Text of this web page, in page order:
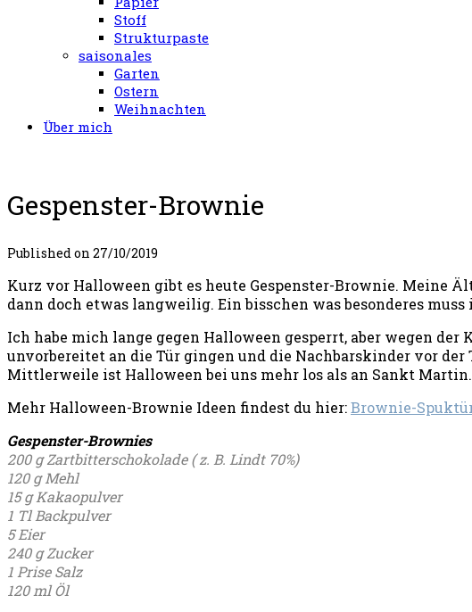
Stoff
Strukturpaste
saisonales
Garten
Ostern
Weihnachten
Über mich
Gespenster-Brownie
Published on 27/10/2019
Kurz vor Halloween gibt es heute Gespenster-Brownie. Meine
dann doch etwas langweilig. Ein bisschen was besonderes muss
Ich habe mich lange gegen Halloween gesperrt, aber wegen
unvorbereitet an die Tür gingen und die Nachbarskinder vor
Mittlerweile ist Halloween bei uns mehr los als an Sankt Martin.
Mehr Halloween-Brownie Ideen findest du hier:Brownie-
Gespenster-Brownies
200 g Zartbitterschokolade ( z. B. Lindt 70%)
120 g Mehl
15 g Kakaopulver
1 Tl Backpulver
5 Eier
240 g Zucker
1 Prise Salz
120 ml Öl